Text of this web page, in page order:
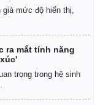
khoán
mức độ hiển thị,
ra mắt tính năng
trọng trong hệ sinh